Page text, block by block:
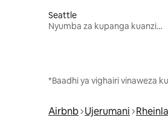
Seattle
Nyumba za kupanga kuanzia mwezi mmoja
*Baadhi ya vighairi vinaweza
Airbnb Ujerumani